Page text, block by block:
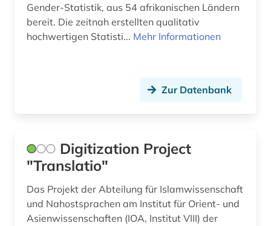
schriftsteller (1)
schtetl (1)
sklavenhandel (1)
sklaverei (1)
somalia (1)
sowjetunion (1)
sozialanthropologie (1)
Gender-Statistik, aus 54 afrikanischen Ländern
bereit. Die zeitnah erstellten qualitativ
hochwertigen Statisti... Mehr Informationen
Zur Datenbank
Digitization Project
"Translatio"
Das Projekt der Abteilung für Islamwissenschaft
und Nahostsprachen am Institut für Orient- und
Asienwissenschaften (IOA, Institut VIII) der